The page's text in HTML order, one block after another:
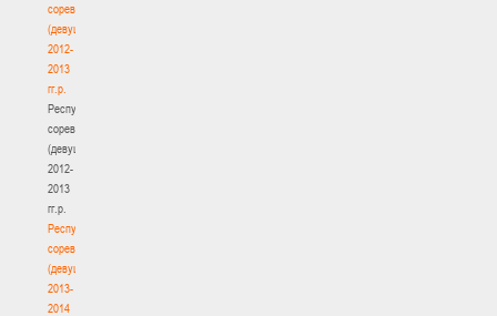
соревнования
(девушки)
2012-
2013
гг.р.
Республиканские
соревнования
(девушки)
2012-
2013
гг.р.
Республиканские
соревнования
(девушки)
2013-
2014